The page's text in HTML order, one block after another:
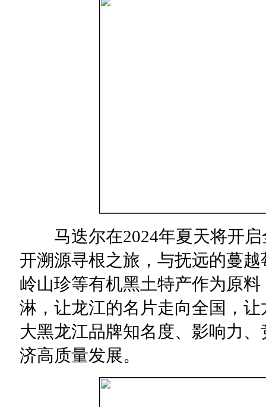
马迭尔在2024年夏天将开启
开溯源寻根之旅，与抚远的蔓
岭山珍等有机黑土特产作为原
淋，让龙江的名片走向全国，
大黑龙江品牌知名度、影响力
济高质量发展。